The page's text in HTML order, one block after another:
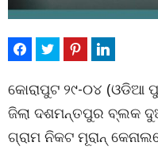
କୋରାପୁଟ ୨୯-୦୪ (ଓଡିଆ
ଜିଲା ଦଶମନ୍ତପୁର ବ୍ଲକ
ଗ୍ରାମ ନିକଟ ମୂରାନ୍